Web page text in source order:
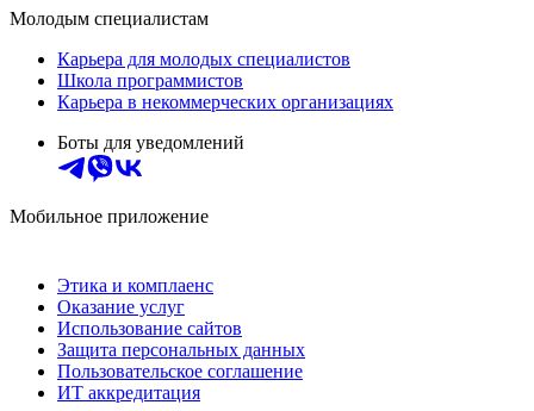
Молодым специалистам
Карьера для молодых специалистов
Школа программистов
Карьера в некоммерческих организациях
Боты для уведомлений
Мобильное приложение
Этика и комплаенс
Оказание услуг
Использование сайтов
Защита персональных данных
Пользовательское соглашение
ИТ аккредитация